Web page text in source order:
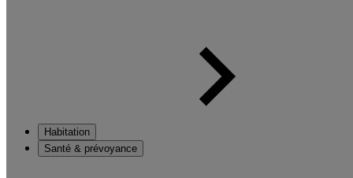
Habitation
Santé & prévoyance